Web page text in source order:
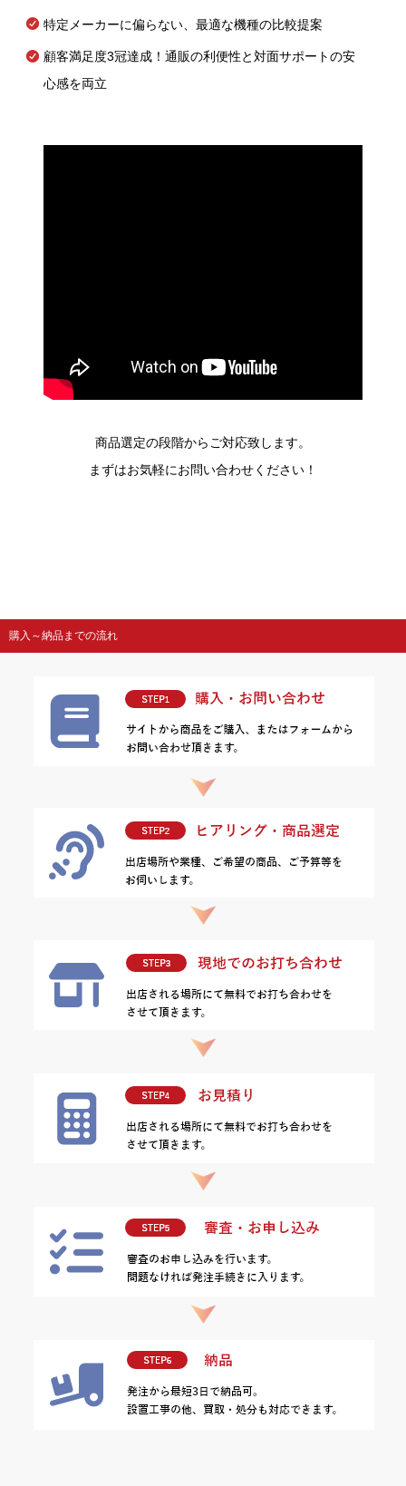
特定メーカーに偏らない、最適な機種の比較提案
顧客満足度3冠達成！通販の利便性と対面サポートの安
心感を両立
商品選定の段階からご対応致します。
まずはお気軽にお問い合わせください！
購入～納品までの流れ